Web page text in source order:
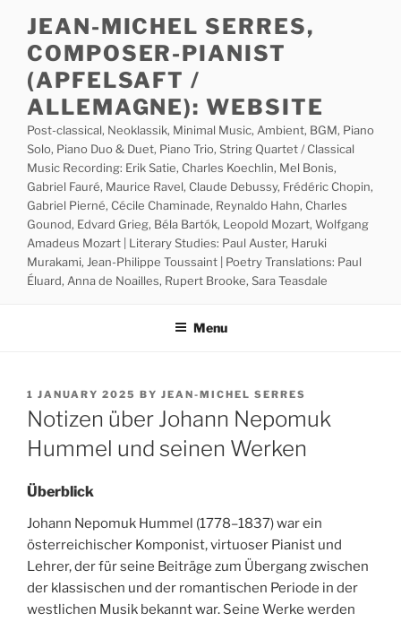
content
JEAN-MICHEL SERRES,
COMPOSER-PIANIST
(APFELSAFT /
ALLEMAGNE): WEBSITE
Post-classical, Neoklassik, Minimal Music, Ambient, BGM, Piano
Solo, Piano Duo & Duet, Piano Trio, String Quartet / Classical
Music Recording: Erik Satie, Charles Koechlin, Mel Bonis,
Gabriel Fauré, Maurice Ravel, Claude Debussy, Frédéric Chopin,
Gabriel Pierné, Cécile Chaminade, Reynaldo Hahn, Charles
Gounod, Edvard Grieg, Béla Bartók, Leopold Mozart, Wolfgang
Amadeus Mozart | Literary Studies: Paul Auster, Haruki
Murakami, Jean-Philippe Toussaint | Poetry Translations: Paul
Éluard, Anna de Noailles, Rupert Brooke, Sara Teasdale
Menu
POSTED
ON
1 JANUARY 2025 BY JEAN-MICHEL SERRES
Notizen über Johann Nepomuk
Hummel und seinen Werken
Überblick
Johann Nepomuk Hummel (1778–1837) war ein
österreichischer Komponist, virtuoser Pianist und
Lehrer, der für seine Beiträge zum Übergang zwischen
der klassischen und der romantischen Periode in der
westlichen Musik bekannt war. Seine Werke werden